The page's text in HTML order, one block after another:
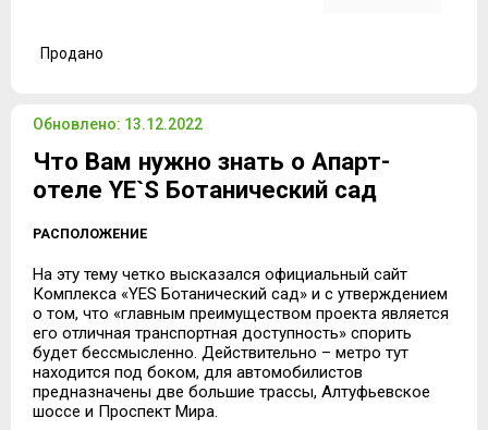
Продано
Обновлено: 13.12.2022
Что Вам нужно знать о Апарт-
отеле YE`S Ботанический сад
РАСПОЛОЖЕНИЕ
На эту тему четко высказался официальный сайт
Комплекса «YES Ботанический сад» и с утверждением
о том, что «главным преимуществом проекта является
его отличная транспортная доступность» спорить
будет бессмысленно. Действительно – метро тут
находится под боком, для автомобилистов
предназначены две большие трассы, Алтуфьевское
шоссе и Проспект Мира.